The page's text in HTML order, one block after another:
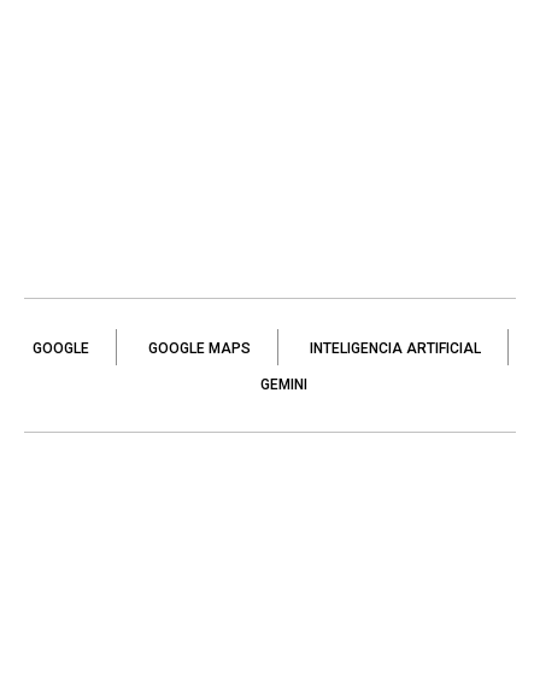
GOOGLE GOOGLE MAPS INTELIGENCIA ARTIFICIAL
GEMINI